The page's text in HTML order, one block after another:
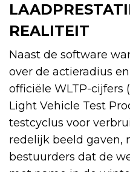
REALITEIT
Naast de software
over de actieradius
officiële WLTP-cijfers
Light Vehicle Test
testcyclus voor
redelijk beeld gaven,
bestuurders dat de